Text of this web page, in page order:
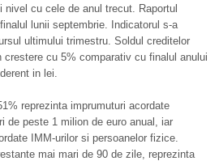
cu cele de anul trecut. Raportul
lunii septembrie. Indicatorul s-a
ultimului trimestru. Soldul creditelor
cu 5% comparativ cu finalul anului
in lei.
reprezinta imprumuturi acordate
de peste 1 milion de euro anual, iar
IMM-urilor si persoanelor fizice.
mai mari de 90 de zile, reprezinta